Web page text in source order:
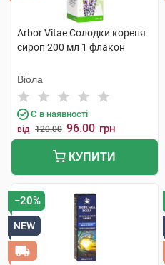
Arbor Vitae Солодки кореня
сироп 200 мл 1 флакон
Віола
Є в наявності
від 120.00 96.00 грн
КУПИТИ
−20%
NEW